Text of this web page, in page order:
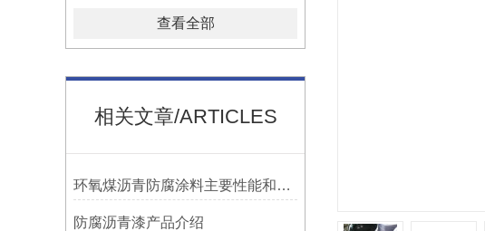
查看全部
相关文章/ARTICLES
环氧煤沥青防腐涂料主要性能和用途
防腐沥青漆产品介绍